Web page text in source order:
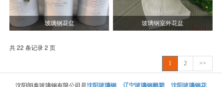
玻璃钢花盆 玻璃钢室外花盆
共 22 条记录 2 页
1 2 >>
沈阳朗泰玻璃钢有限公司是沈阳玻璃钢 辽宁玻璃钢雕塑 沈阳玻璃钢花